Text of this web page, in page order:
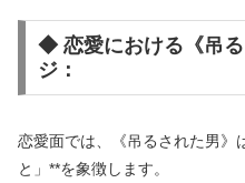
◆ 恋愛における《吊
ジ：
恋愛面では、《吊るされた男》
と」**を象徴します。